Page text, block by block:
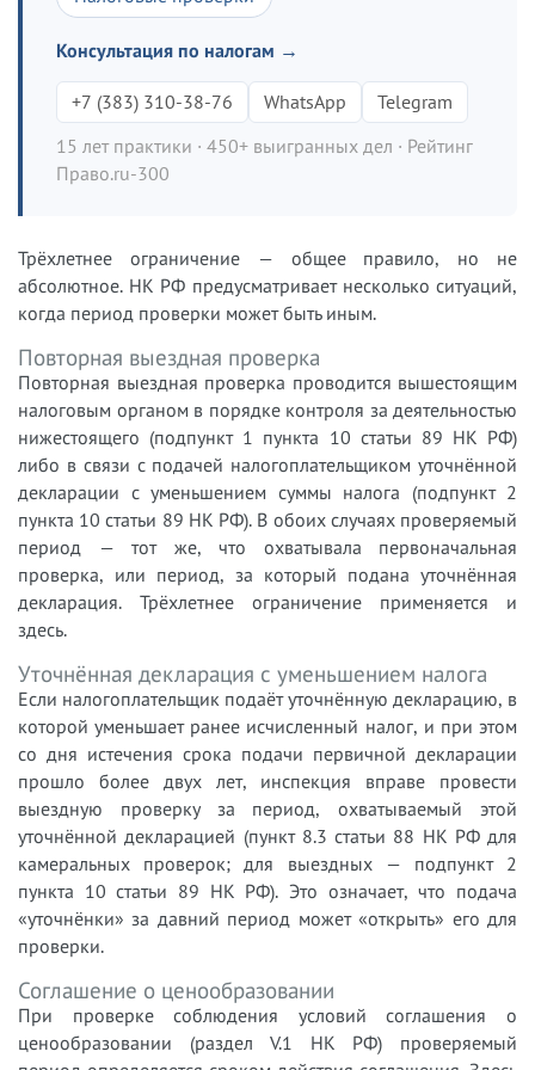
Консультация по налогам →
+7 (383) 310-38-76 WhatsApp
Telegram
15 лет практики · 450+ выигранных дел · Рейтинг
Право.ru-300
Трёхлетнее ограничение — общее правило, но не
абсолютное. НК РФ предусматривает несколько ситуаций,
когда период проверки может быть иным.
Повторная выездная проверка
Повторная выездная проверка проводится вышестоящим
налоговым органом в порядке контроля за деятельностью
нижестоящего (подпункт 1 пункта 10 статьи 89 НК РФ)
либо в связи с подачей налогоплательщиком уточнённой
декларации с уменьшением суммы налога (подпункт 2
пункта 10 статьи 89 НК РФ). В обоих случаях проверяемый
период — тот же, что охватывала первоначальная
проверка, или период, за который подана уточнённая
декларация. Трёхлетнее ограничение применяется и
здесь.
Уточнённая декларация с уменьшением налога
Если налогоплательщик подаёт уточнённую декларацию, в
которой уменьшает ранее исчисленный налог, и при этом
со дня истечения срока подачи первичной декларации
прошло более двух лет, инспекция вправе провести
выездную проверку за период, охватываемый этой
уточнённой декларацией (пункт 8.3 статьи 88 НК РФ для
камеральных проверок; для выездных — подпункт 2
пункта 10 статьи 89 НК РФ). Это означает, что подача
«уточнёнки» за давний период может «открыть» его для
проверки.
Соглашение о ценообразовании
При проверке соблюдения условий соглашения о
ценообразовании (раздел V.1 НК РФ) проверяемый